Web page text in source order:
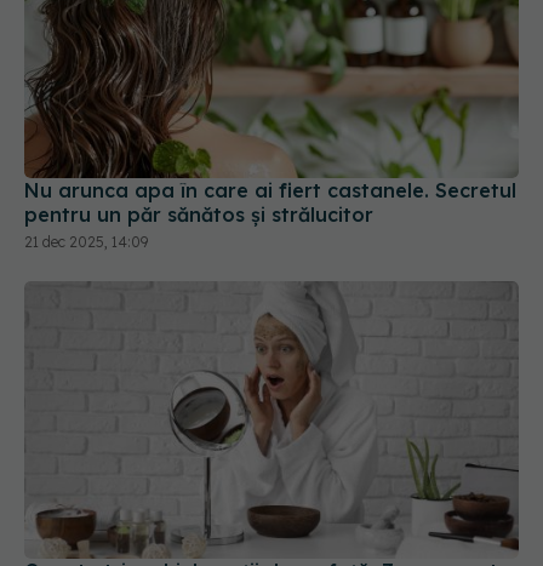
Nu arunca apa în care ai fiert castanele. Secretul
pentru un păr sănătos și strălucitor
21 dec 2025, 14:09
Ce este triunghiul morții de pe față. Zona care te
poate ucide
22 aug 2025, 08:31